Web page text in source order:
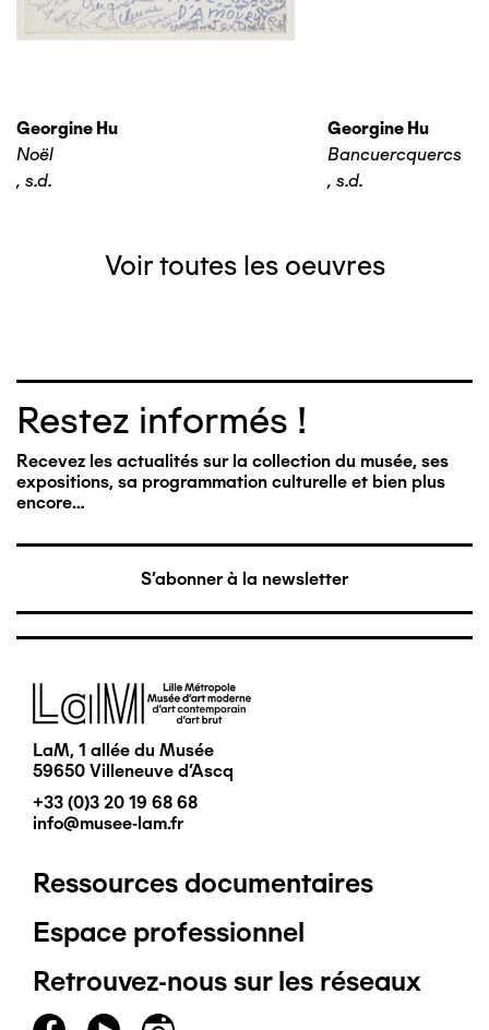
Georgine Hu
Noël
, s.d.
Georgine Hu
Bancuercquercs
, s.d.
Voir toutes les oeuvres
Restez informés !
Recevez les actualités sur la collection du musée, ses
expositions, sa programmation culturelle et bien plus
encore…
S'abonner à la newsletter
Image
LaM, 1 allée du Musée
59650 Villeneuve d'Ascq
+33 (0)3 20 19 68 68
info@musee-lam.fr
Pied
de
page
Ressources documentaires
Espace professionnel
Retrouvez-nous sur les réseaux